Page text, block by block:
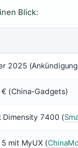
Blick:
2025
(China-Gadgets)
Dimensity 7400 (
mit MyUX (